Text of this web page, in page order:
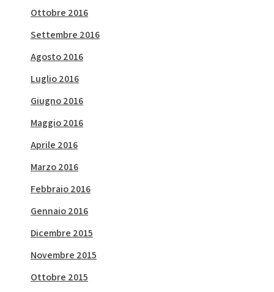
Ottobre 2016
Settembre 2016
Agosto 2016
Luglio 2016
Giugno 2016
Maggio 2016
Aprile 2016
Marzo 2016
Febbraio 2016
Gennaio 2016
Dicembre 2015
Novembre 2015
Ottobre 2015